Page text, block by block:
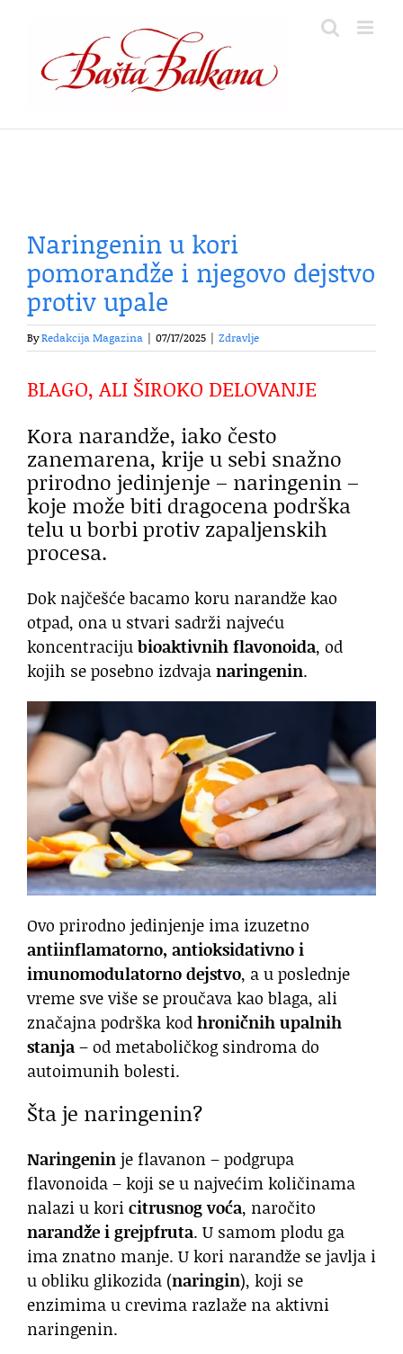
content
Naringenin u kori
pomorandže i njegovo dejstvo
protiv upale
ByRedakcija Magazina 07/17/2025 Zdravlje
BLAGO, ALI ŠIROKO DELOVANJE
Kora narandže, iako često
zanemarena, krije u sebi snažno
prirodno jedinjenje – naringenin –
koje može biti dragocena podrška
telu u borbi protiv zapaljenskih
procesa.
Dok najčešće bacamo koru narandže kao
otpad, ona u stvari sadrži najveću
koncentracijubioaktivnih flavonoida, od
kojih se posebno izdvajanaringenin.
Ovo prirodno jedinjenje ima izuzetno
antiinflamatorno, antioksidativno i
imunomodulatorno dejstvo, a u poslednje
vreme sve više se proučava kao blaga, ali
značajna podrška kodhroničnih upalnih
stanja– od metaboličkog sindroma do
autoimunih bolesti.
Šta je naringenin?
Naringeninje flavanon – podgrupa
flavonoida – koji se u najvećim količinama
nalazi u koricitrusnog voća, naročito
narandže i grejpfruta. U samom plodu ga
ima znatno manje. U kori narandže se javlja i
u obliku glikozida (naringin), koji se
enzimima u crevima razlaže na aktivni
naringenin.